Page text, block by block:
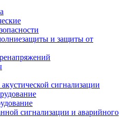
и защиты от
сигнализации
сигнализации и аварийного